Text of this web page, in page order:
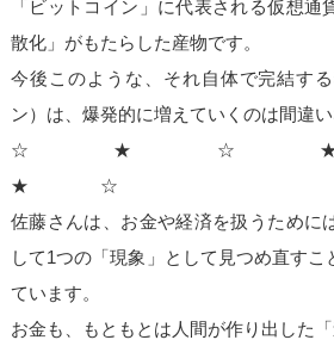
「ビットコイン」に代表される仮想通
散化」がもたらした産物です。
今後このような、それ自体で完結す
ン）は、爆発的に増えていくのは間違い
☆ ★ ☆
★ ☆
佐藤さんは、 お金や経済を扱うために
して1つの「現象」として見つめ直すこ
ています。
お金も、もともとは人間が作り出した「